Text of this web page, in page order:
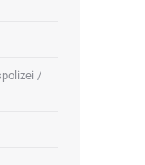
/